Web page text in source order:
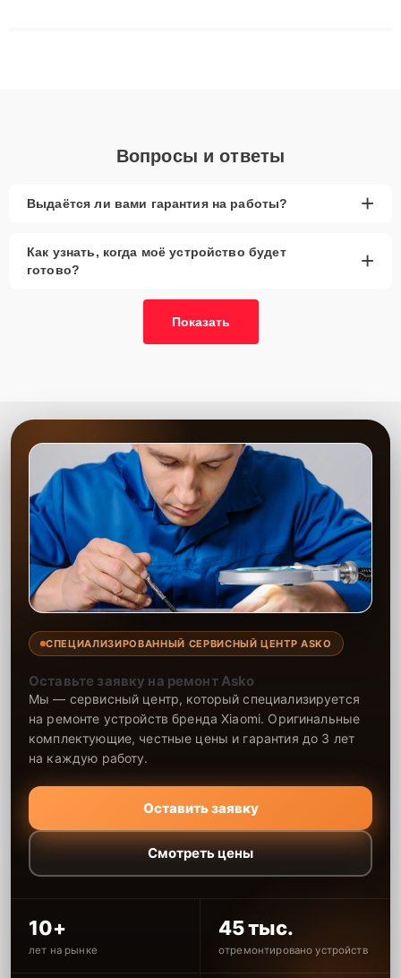
Вопросы и ответы
Выдаётся ли вами гарантия на работы? +
Как узнать, когда моё устройство будет
готово?
+
Показать
СПЕЦИАЛИЗИРОВАННЫЙ СЕРВИСНЫЙ ЦЕНТР ASKO
Оставьте заявку на ремонт Asko
Мы — сервисный центр, который специализируется
на ремонте устройств бренда Xiaomi. Оригинальные
комплектующие, честные цены и гарантия до 3 лет
на каждую работу.
Оставить заявку
Смотреть цены
10+
лет на рынке
45 тыс.
отремонтировано устройств